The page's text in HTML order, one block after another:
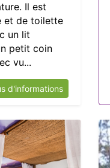
Il est
et de toilette
un lit
petit coin
vu...
d'informations